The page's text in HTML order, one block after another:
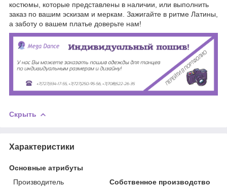
костюмы, которые представлены в наличии, или выполнить
заказ по вашим эскизам и меркам. Зажигайте в ритме Латины,
а заботу о вашем платье доверьте нам!
Скрыть
Характеристики
Основные атрибуты
Производитель
Собственное производство